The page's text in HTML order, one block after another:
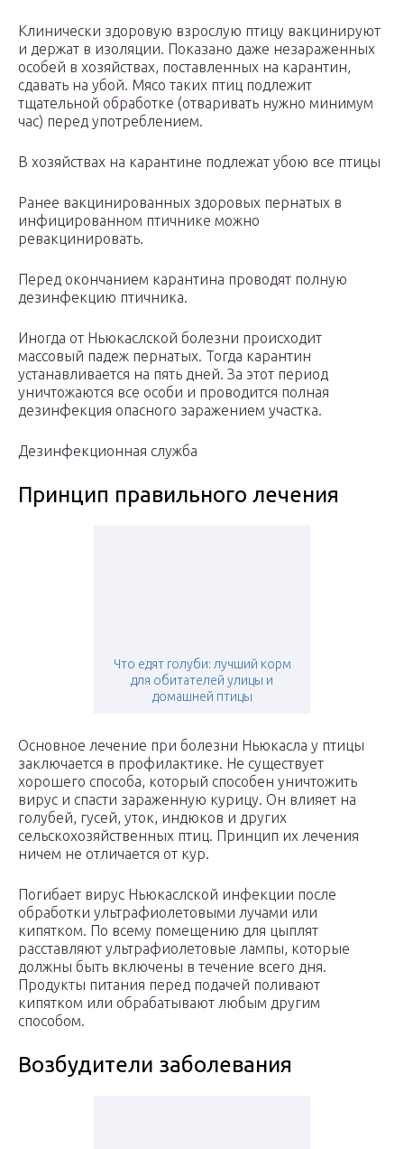
Клинически здоровую взрослую птицу вакцинируют
и держат в изоляции. Показано даже незараженных
особей в хозяйствах, поставленных на карантин,
сдавать на убой. Мясо таких птиц подлежит
тщательной обработке (отваривать нужно минимум
час) перед употреблением.
В хозяйствах на карантине подлежат убою все птицы
Ранее вакцинированных здоровых пернатых в
инфицированном птичнике можно
ревакцинировать.
Перед окончанием карантина проводят полную
дезинфекцию птичника.
Иногда от Ньюкаслской болезни происходит
массовый падеж пернатых. Тогда карантин
устанавливается на пять дней. За этот период
уничтожаются все особи и проводится полная
дезинфекция опасного заражением участка.
Дезинфекционная служба
Принцип правильного лечения
Что едят голуби: лучший корм
для обитателей улицы и
домашней птицы
Основное лечение при болезни Ньюкасла у птицы
заключается в профилактике. Не существует
хорошего способа, который способен уничтожить
вирус и спасти зараженную курицу. Он влияет на
голубей, гусей, уток, индюков и других
сельскохозяйственных птиц. Принцип их лечения
ничем не отличается от кур.
Погибает вирус Ньюкаслской инфекции после
обработки ультрафиолетовыми лучами или
кипятком. По всему помещению для цыплят
расставляют ультрафиолетовые лампы, которые
должны быть включены в течение всего дня.
Продукты питания перед подачей поливают
кипятком или обрабатывают любым другим
способом.
Возбудители заболевания